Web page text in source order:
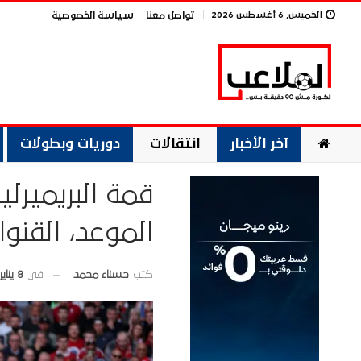
الخميس, 6 أغسطس 2026 تواصل معنا سياسة الخصوصية
آخر الأخبار انتقالات دوريات وبطولات
قمة
الموعد،
كتب حسناء محمد في 8 يناير 2026